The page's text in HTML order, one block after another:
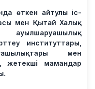
өткен айтулы іс-
мен Қытай Халық
институттары,
мен
жетекші мамандар